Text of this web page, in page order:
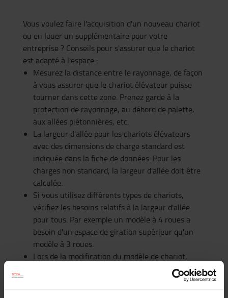
Vous voulez faire l'acquisition d'un nouveau chariot
ou en louer un supplémentaire pour votre
entreprise ? Conseils pour s'assurer que le chariot
est adapté à l'espace :
Mesurez la distance entre le rayonnage, de façon
à vous assurer que le chariot élévateur puisse
tourner dans cette zone. Prenez garde à la
protection de rayonnage, au débord de palette,
aux allées piétonnières, etc.
La largeur d'allée pour les chariots élévateurs
avec des dimensions de charge standard est
indiquée dans la fiche de données. Pour les
charges non standard, la largeur d'allée doit être
calculée.
Si vous utilisez différents types de chariots,
vérifiez les besoins relatifs à la largeur d'allée
pour tous. Par exemple un modèle à 4 roues a
besoin d'un espace de giration supérieur qu'un
modèle à 3 roues.
Lors de la modification du modèle de chariot,
différences en termes de rayon de braquage.